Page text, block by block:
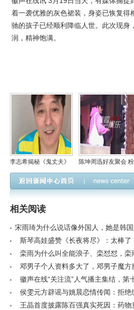
着一袭优雅的灰色裙装，身姿已恢复
驰的孩子已经顺利降临人世。此次现身
润，精神饱满。
李志希揭秘《鬼丈夫》
拍摄内幕：实拍掌掴戏
致三十年耳鸣，敬业精
陈坤周迅好友聚会
帽衫造型青春活力爆
相关阅读
宋雨琦为什么说话像外国人，她是韩
斯琴高娃盛赞《长夜将尽》：太棒了
致敬< /a>
栾雨为什么叫全能浪子、栾怼怼，栾
关系< /a>
邓男子个人资料多大了，邓男子魔方
徽声在线“关注流”人气播主集结，第
松香港开跑在即！< /a>
侯雯元方辟谣与姚晨恋情传闻：拒绝
言< /a>王晶首度披露陈百强真实死因：药物